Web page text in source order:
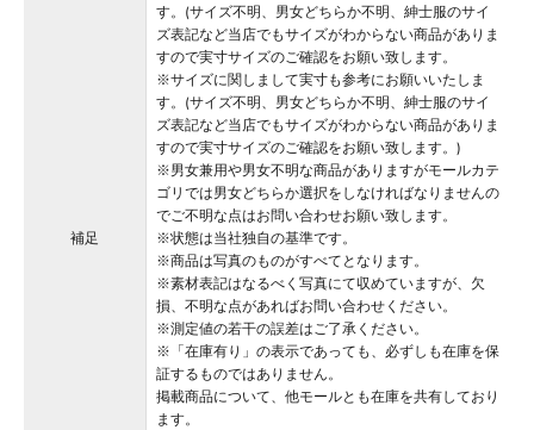
補足
す。(サイズ不明、男女どちらか不明、紳士服のサイ
ズ表記など当店でもサイズがわからない商品がありま
すので実寸サイズのご確認をお願い致します。
※サイズに関しまして実寸も参考にお願いいたしま
す。(サイズ不明、男女どちらか不明、紳士服のサイ
ズ表記など当店でもサイズがわからない商品がありま
すので実寸サイズのご確認をお願い致します。)
※男女兼用や男女不明な商品がありますがモールカテ
ゴリでは男女どちらか選択をしなければなりませんの
でご不明な点はお問い合わせお願い致します。
※状態は当社独自の基準です。
※商品は写真のものがすべてとなります。
※素材表記はなるべく写真にて収めていますが、欠
損、不明な点があればお問い合わせください。
※測定値の若干の誤差はご了承ください。
※「在庫有り」の表示であっても、必ずしも在庫を保
証するものではありません。
掲載商品について、他モールとも在庫を共有しており
ます。